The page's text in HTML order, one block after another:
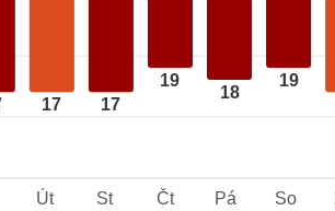
17 17
19
18
19
Út St Čt Pá So